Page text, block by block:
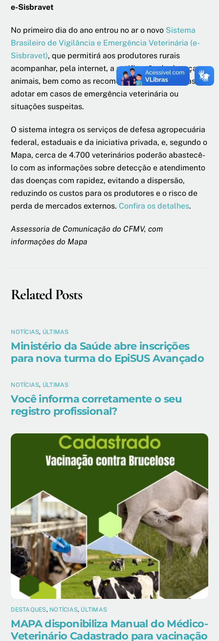
e-Sisbravet
No primeiro dia do ano entrou no ar o novo Sistema
Brasileiro de Vigilância e Emergência Veterinária (e-
Sisbravet), que permitirá aos produtores rurais
acompanhar, pela internet, a notificação de doenças
animais, bem como as recomendações de medidas a
adotar em casos de emergência veterinária ou
situações suspeitas.
O sistema integra os serviços de defesa agropecuária
federal, estaduais e da iniciativa privada, e, segundo o
Mapa, cerca de 4.700 veterinários poderão abastecê-
lo com as informações sobre detecção e atendimento
das doenças com rapidez, evitando a dispersão,
reduzindo os custos para os produtores e o risco de
perda de mercados externos. Confira os detalhes.
Assessoria de Comunicação do CFMV, com
informações do Mapa
Related Posts
NOTÍCIAS, ÚLTIMAS
Ministério da Saúde abre inscrições
para nova turma do EpiSUS Avançado
NOTÍCIAS, ÚLTIMAS
Você informa corretamente o seu
registro profissional?
DESTAQUES, NOTÍCIAS, ÚLTIMAS
MAPA disponibiliza Manual do Médico-
Veterinário Cadastrado para vacinação